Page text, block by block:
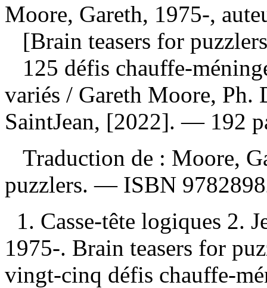
Moore, Gareth, 1975-,
[Brain teasers for
125 défis chauffe-
variés / Gareth Moore, Ph.
SaintJean, [2022]. — 192
Traduction de : Moore,
puzzlers. — ISBN
1. Casse-tête logiques 2.
1975-. Brain teasers for
vingt-cinq défis chauffe-